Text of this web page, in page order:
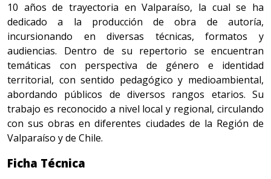
10 años de trayectoria en Valparaíso, la cual se ha
dedicado a la producción de obra de autoría,
incursionando en diversas técnicas, formatos y
audiencias. Dentro de su repertorio se encuentran
temáticas con perspectiva de género e identidad
territorial, con sentido pedagógico y medioambiental,
abordando públicos de diversos rangos etarios. Su
trabajo es reconocido a nivel local y regional, circulando
con sus obras en diferentes ciudades de la Región de
Valparaíso y de Chile.
Ficha Técnica